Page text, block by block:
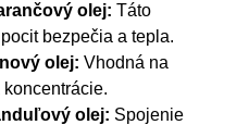
olej: Táto
bezpečia a tepla.
olej: Vhodná na
olej: Spojenie